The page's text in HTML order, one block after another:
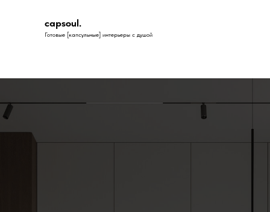
Готовые [капсульные] интерьеры с душой
capsoul.